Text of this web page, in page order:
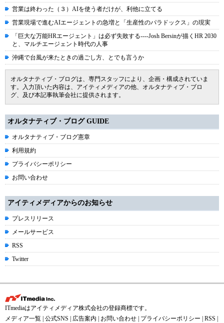
営業は終わった（３）AIを使う者だけが、利他に立てる
営業現場で進むAIエージェントの急増と「生産性のパラドックス」の現実
「巨大な万能HRエージェント」は必ず失敗する----Josh Bersinが描くHR 2030
と、マルチエージェント時代の人事
沖縄で台風が来たときの過ごし方、とでも言うか
オルタナティブ・ブログは、専門スタッフにより、企画・構成されていま
す。入力頂いた内容は、アイティメディアの他、オルタナティブ・ブロ
グ、及び本記事執筆会社に提供されます。
オルタナティブ・ブログ GUIDE
オルタナティブ・ブログ憲章
利用規約
プライバシーポリシー
お問い合わせ
アイティメディアからのお知らせ
プレスリリース
メールサービス
RSS
Twitter
ITmediaはアイティメディア株式会社の登録商標です。
メディア一覧 公式SNS 広告案内 お問い合わせ プライバシーポリシー RSS